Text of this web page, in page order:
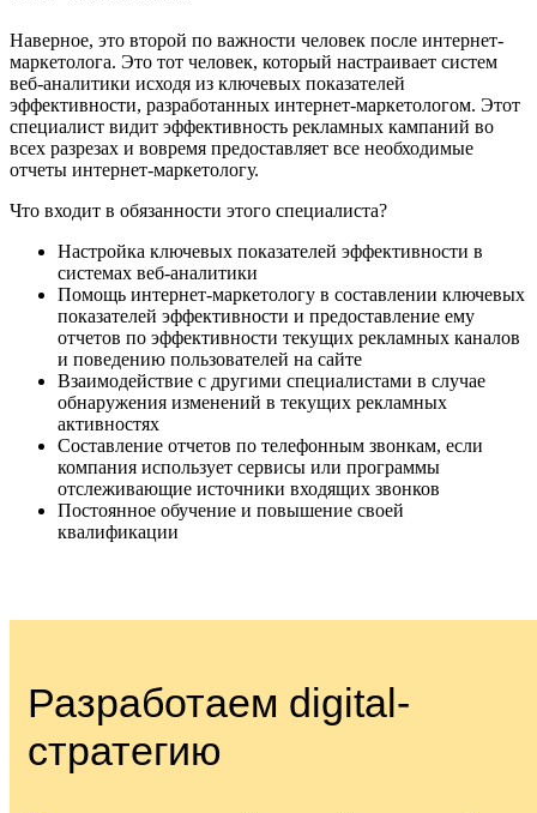
Наверное, это второй по важности человек после интернет-
маркетолога. Это тот человек, который настраивает систем
веб-аналитики исходя из ключевых показателей
эффективности, разработанных интернет-маркетологом. Этот
специалист видит эффективность рекламных кампаний во
всех разрезах и вовремя предоставляет все необходимые
отчеты интернет-маркетологу.
Что входит в обязанности этого специалиста?
Настройка ключевых показателей эффективности в
системах веб-аналитики
Помощь интернет-маркетологу в составлении ключевых
показателей эффективности и предоставление ему
отчетов по эффективности текущих рекламных каналов
и поведению пользователей на сайте
Взаимодействие с другими специалистами в случае
обнаружения изменений в текущих рекламных
активностях
Составление отчетов по телефонным звонкам, если
компания использует сервисы или программы
отслеживающие источники входящих звонков
Постоянное обучение и повышение своей
квалификации
Разработаем digital-
стратегию